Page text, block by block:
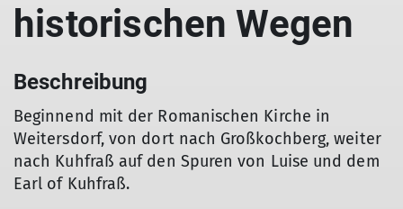
historischen Wegen
Beschreibung
Beginnend mit der Romanischen Kirche in
Weitersdorf, von dort nach Großkochberg, weiter
nach Kuhfraß auf den Spuren von Luise und dem
Earl of Kuhfraß.